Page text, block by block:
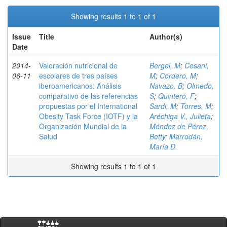
Showing results 1 to 1 of 1
Issue
Date
Title Author(s)
2014-
06-11
Valoración nutricional de
escolares de tres países
iberoamericanos: Análisis
comparativo de las referencias
propuestas por el International
Obesity Task Force (IOTF) y la
Organización Mundial de la
Salud
Bergel, M; Cesani,
M; Cordero, M;
Navazo, B; Olmedo,
S; Quintero, F;
Sardi, M; Torres, M;
Aréchiga V., Julieta;
Méndez de Pérez,
Betty; Marrodán,
María D.
Showing results 1 to 1 of 1